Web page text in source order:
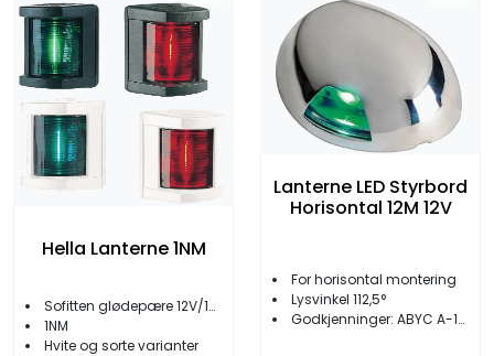
Hella Lanterne 1NM
Sofitten glødepære 12V/10W
1NM
Hvite og sorte varianter
Lanterne LED Styrbord
Horisontal 12M 12V
For horisontal montering
Lysvinkel 112,5°
Godkjenninger: ABYC A-16 / USCG COLREG 1972